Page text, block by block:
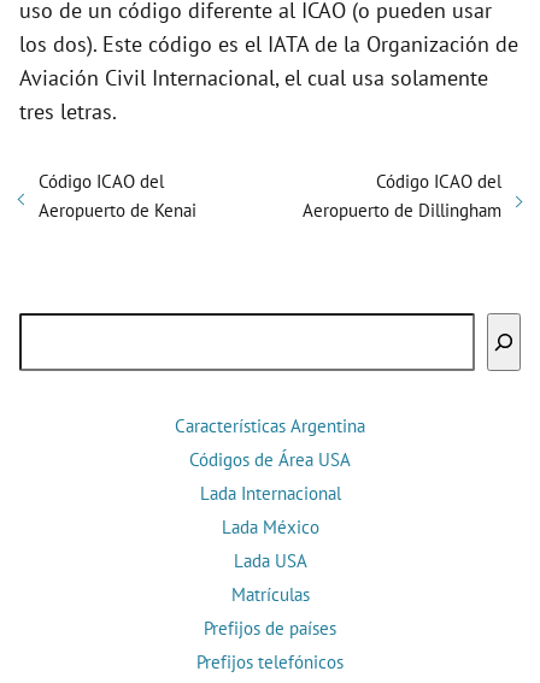
uso de un código diferente al ICAO (o pueden usar
los dos). Este código es el IATA de la Organización de
Aviación Civil Internacional, el cual usa solamente
tres letras.
Código ICAO del
Aeropuerto de Kenai
Código ICAO del
Aeropuerto de Dillingham
Características Argentina
Códigos de Área USA
Lada Internacional
Lada México
Lada USA
Matrículas
Prefijos de países
Prefijos telefónicos